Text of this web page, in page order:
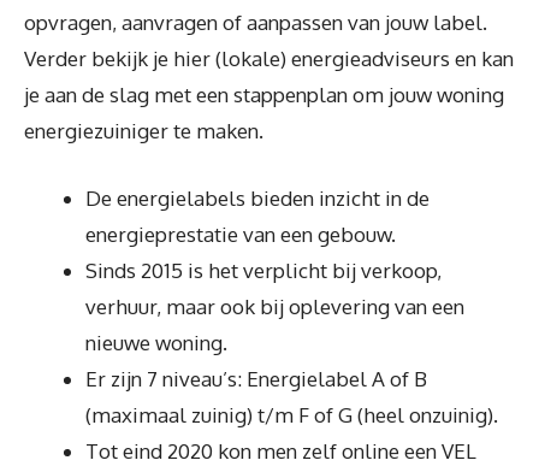
opvragen, aanvragen of aanpassen van jouw label.
Verder bekijk je hier (lokale) energieadviseurs en kan
je aan de slag met een stappenplan om jouw woning
energiezuiniger te maken.
De energielabels bieden inzicht in de
energieprestatie van een gebouw.
Sinds 2015 is het verplicht bij verkoop,
verhuur, maar ook bij oplevering van een
nieuwe woning.
Er zijn 7 niveau’s: Energielabel A of B
(maximaal zuinig) t/m F of G (heel onzuinig).
Tot eind 2020 kon men zelf online een VEL